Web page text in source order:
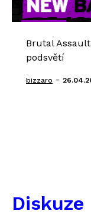
Brutal
podsvětí
bizzaro -
Diskuze